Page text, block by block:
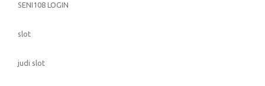
SENI108 LOGIN
slot
judi slot